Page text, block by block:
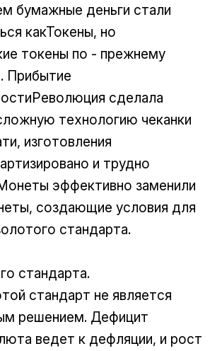
бумажные деньги стали
какТокены, но
токены по - прежнему
Прибытие
сделала
технологию чеканки
изготовления
и трудно
эффективно заменили
создающие условия для
стандарта.
стандарта.
стандарт не является
решением. Дефицит
ведет к дефляции, и рост